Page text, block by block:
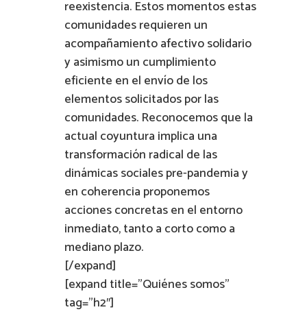
reexistencia. Estos momentos estas
comunidades requieren un
acompañamiento afectivo solidario
y asimismo un cumplimiento
eficiente en el envío de los
elementos solicitados por las
comunidades. Reconocemos que la
actual coyuntura implica una
transformación radical de las
dinámicas sociales pre-pandemia y
en coherencia proponemos
acciones concretas en el entorno
inmediato, tanto a corto como a
mediano plazo.
[/expand]
[expand title=”Quiénes somos”
tag=”h2″]